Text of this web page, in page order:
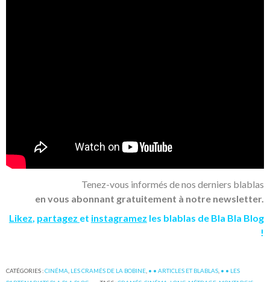
Tenez-vous informés de nos derniers blablas
en vous abonnant gratuitement à notre newsletter.
Likez, partagez et instagramez les blablas de Bla Bla Blog
!
CATÉGORIES :CINÉMA LES CRAMÉS DE LA BOBINE • • ARTICLES ET BLABLAS • • LES